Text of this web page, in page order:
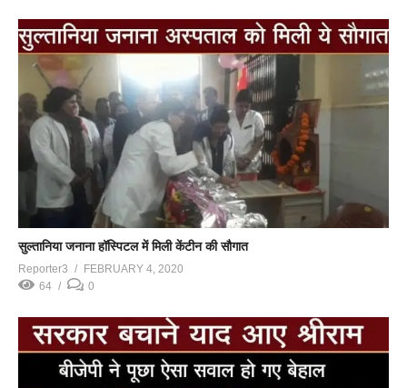
सुल्तानिया जनाना हॉस्पिटल में मिली केंटीन की सौगात
Reporter3
FEBRUARY 4, 2020
64
0